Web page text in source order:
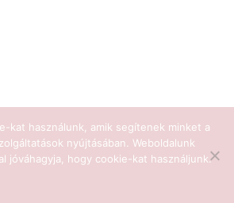
kat használunk, amik segítenek minket a
nyújtásában. Weboldalunk
jóváhagyja, hogy cookie-kat használjunk.